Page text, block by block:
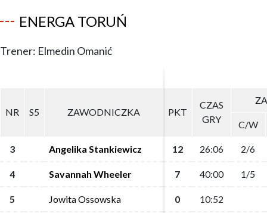
ENERGA TORUŃ
Trener: Elmedin Omanić
NR S5 ZAWODNICZKA PKT
CZAS
GRY
C/W
3 Angelika Stankiewicz 12 26:06 2/6
4 Savannah Wheeler 7 40:00 1/5
5 Jowita Ossowska 0 10:52
NR S5 ZAWODNICZKA PKT
CZAS
GRY
C/W
3 Angelika Stankiewicz 12 26:06 2/6
4 Savannah Wheeler 7 40:00 1/5
5 Jowita Ossowska 0 10:52